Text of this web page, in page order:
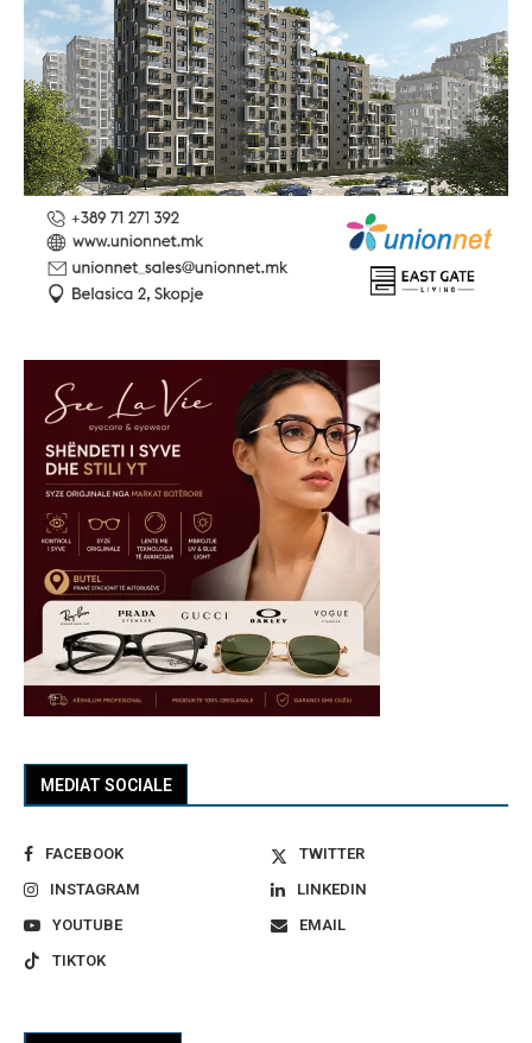
MEDIAT SOCIALE
FACEBOOK
TWITTER
INSTAGRAM
LINKEDIN
YOUTUBE
EMAIL
TIKTOK